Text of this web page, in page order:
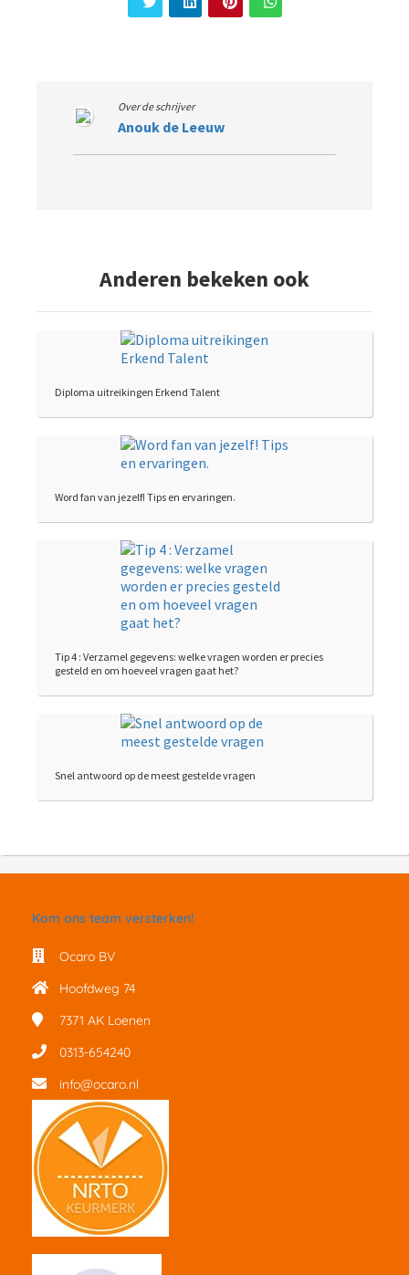
Over de schrijver
Anouk de Leeuw
Anderen bekeken ook
Diploma uitreikingen Erkend Talent
Word fan van jezelf! Tips en ervaringen.
Tip 4 : Verzamel gegevens: welke vragen worden er precies
gesteld en om hoeveel vragen gaat het?
Snel antwoord op de meest gestelde vragen
Kom ons team versterken!
Ocaro BV
Hoofdweg 74
7371 AK Loenen
0313-654240
info@ocaro.nl